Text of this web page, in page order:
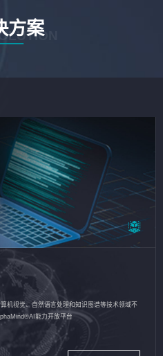
方案
机视觉、自然语言处理和知识图谱等技术领域不
能力开放平台